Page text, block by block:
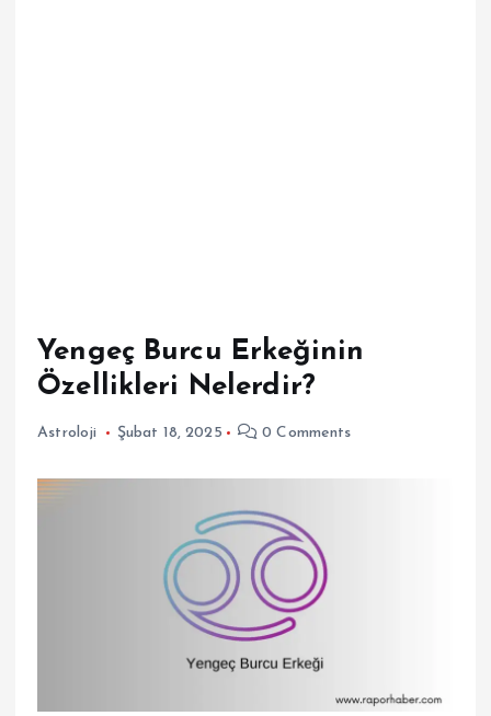
Yengeç Burcu Erkeğinin
Özellikleri Nelerdir?
Astroloji Şubat 18, 2025 0 Comments